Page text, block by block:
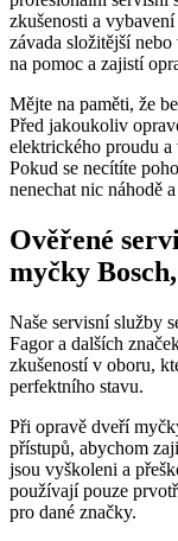
zkušenosti a
závada složitější
na pomoc a zajistí
Mějte na paměti, že
Před jakoukoliv
elektrického proudu a
Pokud se necítíte
nenechat nic náhodě
Ověřené
myčky
Naše servisní služby
Fagor a dalších
zkušeností v oboru,
perfektního stavu.
Při opravě dveří
přístupů, abychom
jsou vyškoleni a
používají pouze
pro dané značky.